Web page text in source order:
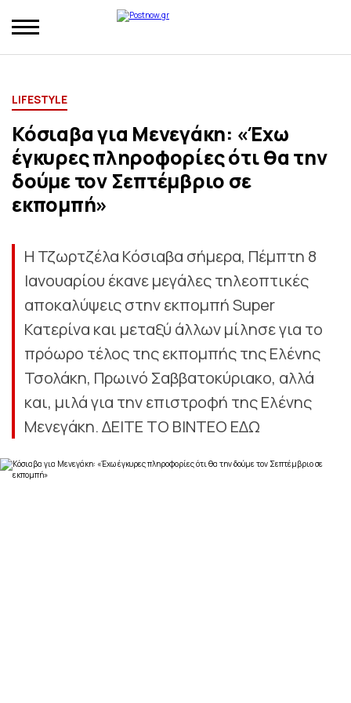
LIFESTYLE
Κόσιαβα για Μενεγάκη: «Έχω
έγκυρες πληροφορίες ότι θα την
δούμε τον Σεπτέμβριο σε
εκπομπή»
Η Τζωρτζέλα Κόσιαβα σήμερα, Πέμπτη 8
Ιανουαρίου έκανε μεγάλες τηλεοπτικές
αποκαλύψεις στην εκπομπή Super
Κατερίνα και μεταξύ άλλων μίλησε για το
πρόωρο τέλος της εκπομπής της Ελένης
Τσολάκη, Πρωινό Σαββατοκύριακο, αλλά
και, μιλά για την επιστροφή της Ελένης
Μενεγάκη. ΔΕΙΤΕ ΤΟ ΒΙΝΤΕΟ ΕΔΩ